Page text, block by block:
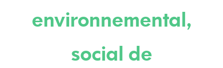
environnemental,
social de